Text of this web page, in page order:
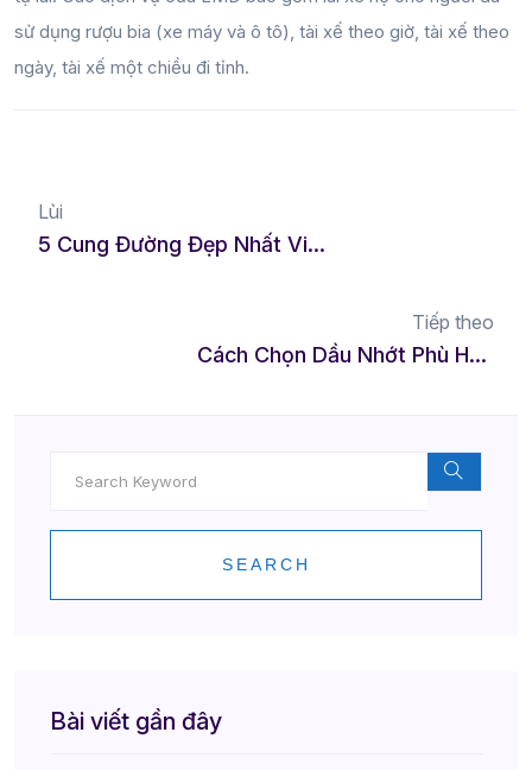
sử dụng rượu bia (xe máy và ô tô), tài xế theo giờ, tài xế theo
ngày, tài xế một chiều đi tỉnh.
Lùi
5 Cung Đường Đẹp Nhất Việt Nam Để Lái Xe Khám Phá
Tiếp theo
Cách Chọn Dầu Nhớt Phù Hợp Cho Xe Của Bạn
SEARCH
Bài viết gần đây